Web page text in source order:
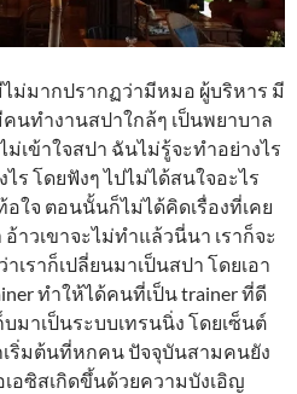
ม่มากปรากฏว่ามีหมอ ผู้บริหาร มี
นทำงานสปาใกล้ๆ เป็นพยาบาล
เข้าใจสปา ฉันไม่รู้จะทำอย่างไร
ไร โดยฟังๆ ไปไม่ได้สนใจอะไร
ใจ ตอนนั้นก็ไม่ได้คิดเรื่องที่เคย
วเขาจะไม่ทำแล้วนี่นา เราก็จะ
ราก็เปลี่ยนมาเป็นสปา โดยเอา
ทำให้ได้คนที่เป็น trainer ที่ดี
บมาเป็นระบบเทรนนิ่ง โดยเซ็นต์
ริ่มต้นที่หกคน ปัจจุบันสามคนยัง
อซิสเกิดขึ้นด้วยความบังเอิญ